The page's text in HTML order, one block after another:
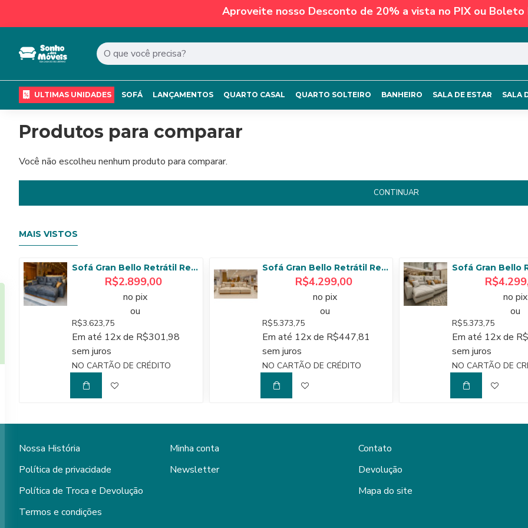
Aproveite nosso Desconto de 20% a vista no PIX ou Boleto
ULTIMAS UNIDADES SOFÁ LANÇAMENTOS QUARTO CASAL QUARTO SOLTEIRO BANHEIRO SALA DE ESTAR SALA
Produtos para comparar
Você não escolheu nenhum produto para comparar.
CONTINUAR
MAIS VISTOS
Sofá Gran Bello Retrátil Reclinável 2,50 m - Veludo Cinza
R$2.899,00
no pix
ou
R$3.623,75
Em até 12x de R$301,98
sem juros
NO CARTÃO DE CRÉDITO
Sofá Gran Bello Retrátil Reclinável 3,20 - Linho Bege
R$4.299,00
no pix
ou
R$5.373,75
Em até 12x de R$447,81
sem juros
NO CARTÃO DE CRÉDITO
no pix
ou
R$5.373,75
Em até 12x de
sem juros
NO CARTÃO DE
Nossa História
Política de privacidade
Política de Troca e Devolução
Termos e condições
Minha conta
Newsletter
Contato
Devolução
Mapa do site